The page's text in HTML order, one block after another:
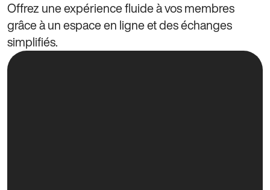
Offrez une expérience fluide à vos membres
grâce à un espace en ligne et des échanges
simplifiés.